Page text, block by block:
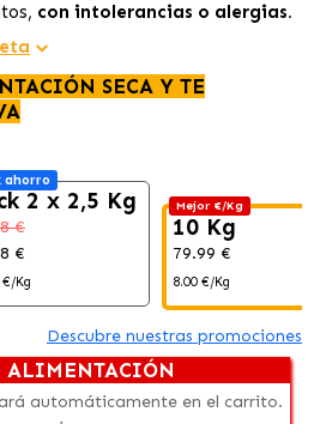
con intolerancias o alergias.
digestiva
digestiva
posibles molestias.
digestiva
SECA Y TE
ahorro
2 x 2,5 Kg
€
€
€/Kg
Mejor €/Kg
10 Kg
79.99 €
8.00 €/Kg
Descubre nuestras promociones
ALIMENTACIÓN
automáticamente en el carrito.